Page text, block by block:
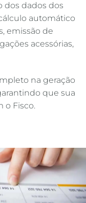
dos dados dos
automático
emissão de
acessórias,
na geração
que sua
o Fisco.